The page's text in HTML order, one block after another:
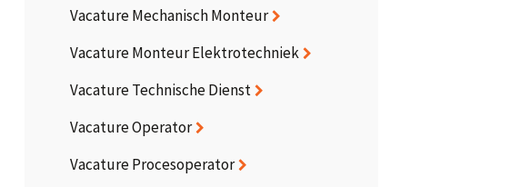
Vacature Mechanisch Monteur
Vacature Monteur Elektrotechniek
Vacature Technische Dienst
Vacature Operator
Vacature Procesoperator